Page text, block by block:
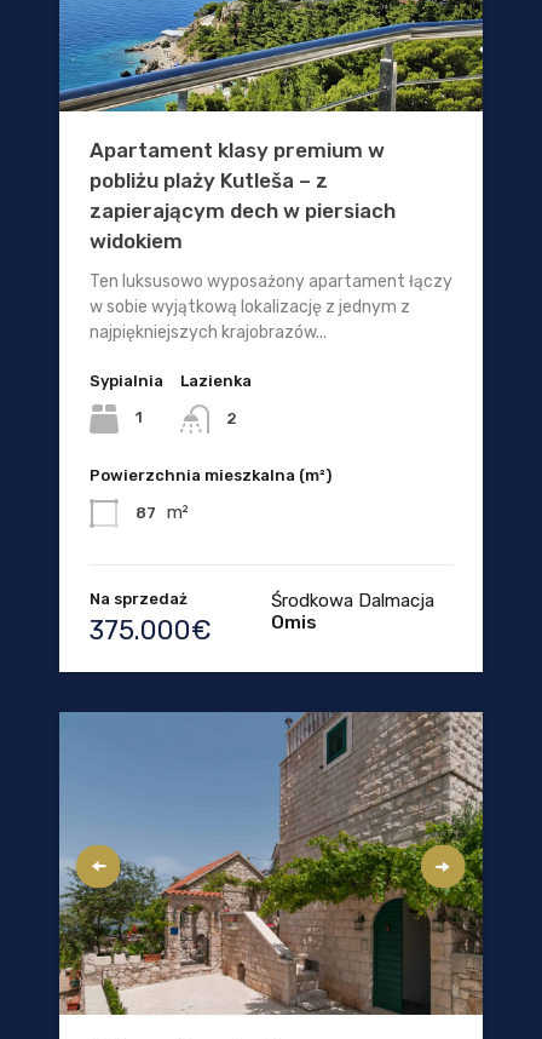
Apartament klasy premium w
pobliżu plaży Kutleša – z
zapierającym dech w piersiach
widokiem
Ten luksusowo wyposażony apartament łączy
w sobie wyjątkową lokalizację z jednym z
najpiękniejszych krajobrazów...
Sypialnia
1
Lazienka
2
Powierzchnia mieszkalna (m²)
87 m²
Na sprzedaż
375.000€
Środkowa Dalmacja
Omis